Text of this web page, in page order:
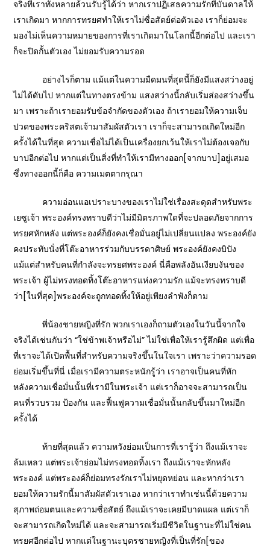
จริงที่เราทั้งหลายล้วนรับรู้ได้ว่า หากเราปฏิเสธความรักที่บันดาลให้
เราเกิดมา หากการทรยศทำให้เราไม่ซื่อสัตย์ต่อตัวเอง เราก็ย่อมจะ
มองไม่เห็นความหมายของการที่เราเกิดมาในโลกนี้อีกต่อไป และเรา
ก็จะปิดกั้นตัวเอง ไม่ยอมรับความรอด
อย่างไรก็ตาม แม้แต่ในความมืดมนที่สุดนี้ก็ยังมีแสงสว่างอยู่
ไม่ได้ดับไป หากแต่ในทางตรงข้าม แสงสว่างนี้กลับเริ่มส่องสว่างขึ้น
มา เพราะถ้าเรายอมรับข้อจำกัดของตัวเอง ถ้าเรายอมให้ความเจ็บ
ปวดของพระคริสตเจ้ามาสัมผัสตัวเรา เราก็จะสามารถเกิดใหม่อีก
ครั้งได้ในที่สุด ความเชื่อไม่ได้เป็นเครื่องยกเว้นให้เราไม่ต้องเจอกับ
บาปอีกต่อไป หากแต่เป็นสิ่งที่ทำให้เรามีทางออก[จากบาป]อยู่เสมอ
ซึ่งทางออกนี้ก็คือ ความเมตตากรุณา
ความอ่อนแอเปราะบางของเราไม่ใช่เรื่องสะดุดสำหรับพระ
เยซูเจ้า พระองค์ทรงทราบดีว่าไม่มีมิตรภาพใดที่จะปลอดภัยจากการ
ทรยศหักหลัง แต่พระองค์ก็ยังคงเชื่อมั่นอยู่ไม่เปลี่ยนแปลง พระองค์ยัง
คงประทับนั่งที่โต๊ะอาหารร่วมกับบรรดาศิษย์ พระองค์ยังคงบิปัง
แม้แต่สำหรับคนที่กำลังจะทรยศพระองค์ นี่คือพลังอันเงียบงันของ
พระเจ้า ผู้ไม่ทรงทอดทิ้งโต๊ะอาหารแห่งความรัก แม้จะทรงทราบดี
ว่า[ในที่สุด]พระองค์จะถูกทอดทิ้งให้อยู่เพียงลำพังก็ตาม
พี่น้องชายหญิงที่รัก พวกเราเองก็ถามตัวเองในวันนี้จากใจ
จริงได้เช่นกันว่า “ใช่ข้าพเจ้าหรือไม่” ไม่ใช่เพื่อให้เรารู้สึกผิด แต่เพื่อ
ที่เราจะได้เปิดพื้นที่สำหรับความจริงขึ้นในใจเรา เพราะว่าความรอด
ย่อมเริ่มขึ้นที่นี่ เมื่อเรามีความตระหนักรู้ว่า เราอาจเป็นคนที่หัก
หลังความเชื่อมั่นนั้นที่เรามีในพระเจ้า แต่เราก็อาจจะสามารถเป็น
คนที่รวบรวม ป้องกัน และฟื้นฟูความเชื่อมั่นนั้นกลับขึ้นมาใหม่อีก
ครั้งได้
ท้ายที่สุดแล้ว ความหวังย่อมเป็นการที่เรารู้ว่า ถึงแม้เราจะ
ล้มเหลว แต่พระเจ้าย่อมไม่ทรงทอดทิ้งเรา ถึงแม้เราจะหักหลัง
พระองค์ แต่พระองค์ก็ย่อมทรงรักเราไม่หยุดหย่อน และหากว่าเรา
ยอมให้ความรักนี้มาสัมผัสตัวเราเอง หากว่าเราทำเช่นนี้ด้วยความ
สุภาพถ่อมตนและความซื่อสัตย์ ถึงแม้เราจะเคยมีบาดแผล แต่เราก็
จะสามารถเกิดใหม่ได้ และจะสามารถเริ่มมีชีวิตในฐานะที่ไม่ใช่คน
ทรยศอีกต่อไป หากแต่ในฐานะบุตรชายหญิงที่เป็นที่รัก[ของ